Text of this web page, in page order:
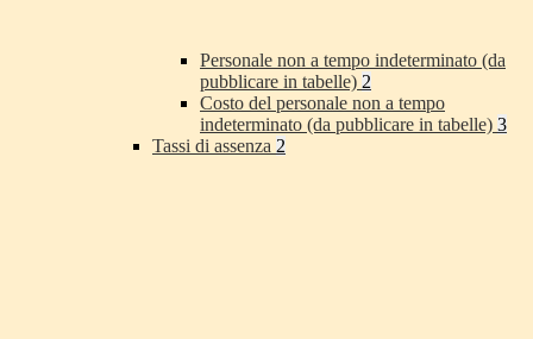
Personale non a tempo indeterminato (da
pubblicare in tabelle) 2
Costo del personale non a tempo
indeterminato (da pubblicare in tabelle) 3
Tassi di assenza 2